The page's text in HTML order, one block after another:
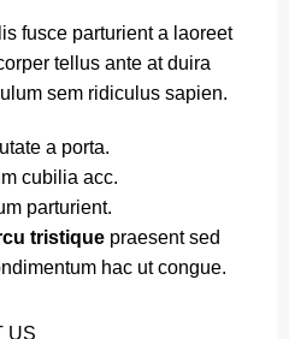
fusce parturient a laoreet
tellus ante at duira
sem ridiculus sapien.
a porta.
cubilia acc.
parturient.
tristique praesent sed
hac ut congue.
US